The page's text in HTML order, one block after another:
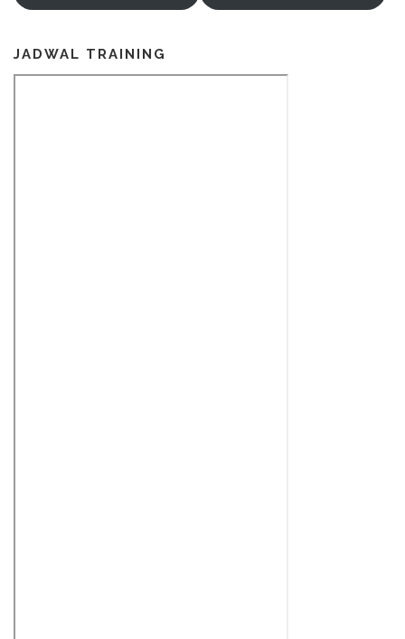
JADWAL TRAINING